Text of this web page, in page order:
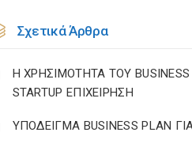
Σχετικά Άρθρα
Η ΧΡΗΣΙΜΟΤΗΤΑ ΤΟΥ BUSINESS
STARTUP ΕΠΙΧΕΙΡΗΣΗ
ΥΠΟΔΕΙΓΜΑ BUSINESS PLAN